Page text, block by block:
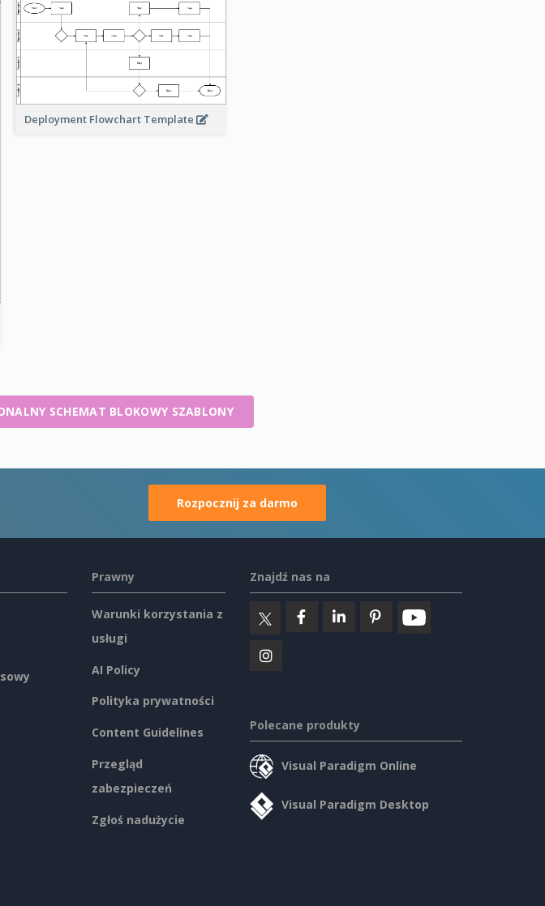
Deployment Flowchart Template
SCHEMAT BLOKOWY SZABLONY
Rozpocznij za darmo
Prawny
Warunki korzystania z
usługi
AI Policy
Polityka prywatności
Content Guidelines
Przegląd
zabezpieczeń
Zgłoś nadużycie
Znajdź nas na
Polecane produkty
Visual Paradigm Online
Visual Paradigm Desktop